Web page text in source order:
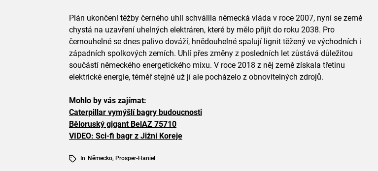
Plán ukončení těžby černého uhlí schválila německá vláda v roce 2007, nyní se země
chystá na uzavření uhelných elektráren, které by mělo přijít do roku 2038. Pro
černouhelné se dnes palivo dováží, hnědouhelné spalují lignit těžený ve východních i
západních spolkových zemích. Uhlí přes změny z posledních let zůstává důležitou
součástí německého energetického mixu. V roce 2018 z něj země získala třetinu
elektrické energie, téměř stejně už jí ale pocházelo z obnovitelných zdrojů.
Mohlo by vás zajímat:
Caterpillar vymýšlí bagry budoucnosti
Běloruský gigant BelAZ 75710
VIDEO: Sci-fi bagr z Jižní Koreje
In Německo, Prosper-Haniel